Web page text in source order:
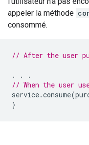
appeler la méthode
consommé.
// After the user
. .
.
// When the user
service.consume(
}